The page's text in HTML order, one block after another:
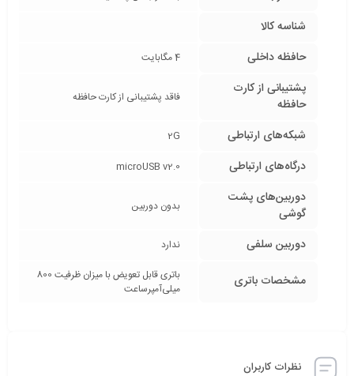
شناسه کالا
حافظه داخلی
4 مگابایت
پشتیبانی از کارت
حافظه
فاقد پشتیبانی از کارت حافظه
شبکه‌های ارتباطی 2G
درگاه‌های ارتباطی microUSB v2.0
دوربین‌های پشت
گوشی
بدون دوربین
دوربین سلفی ندارد
مشخصات باتری
باتری قابل تعویض با میزان ظرفیت 800
میلی‌آمپر‌ساعت
نظرات کاربران